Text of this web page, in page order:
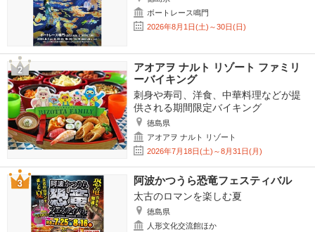
ボートレース鳴門
2026年8月1日(土)～30日(日)
アオアヲ ナルト リゾート ファミリ
ーバイキング
刺身や寿司、洋食、中華料理などが提
供される期間限定バイキング
徳島県
アオアヲ ナルト リゾート
2026年7月18日(土)～8月31日(月)
阿波かつうら恐竜フェスティバル
太古のロマンを楽しむ夏
徳島県
人形文化交流館ほか